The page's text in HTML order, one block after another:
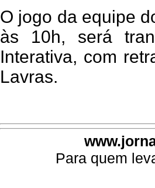
O jogo da equipe
às 10h, será
Interativa, com
Lavras.
Para quem